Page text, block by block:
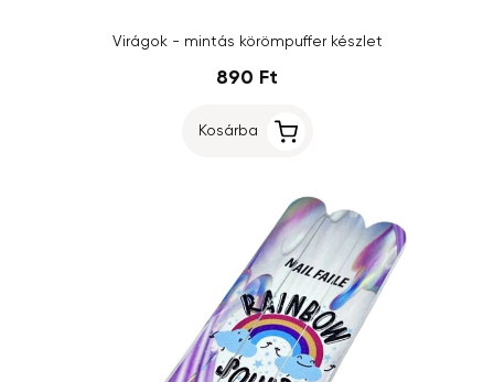
Virágok - mintás körömpuffer készlet
890 Ft
Kosárba